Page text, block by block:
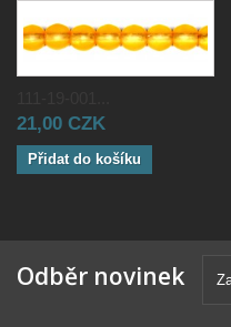
21,00 CZK
Přidat do košíku
Odběr novinek